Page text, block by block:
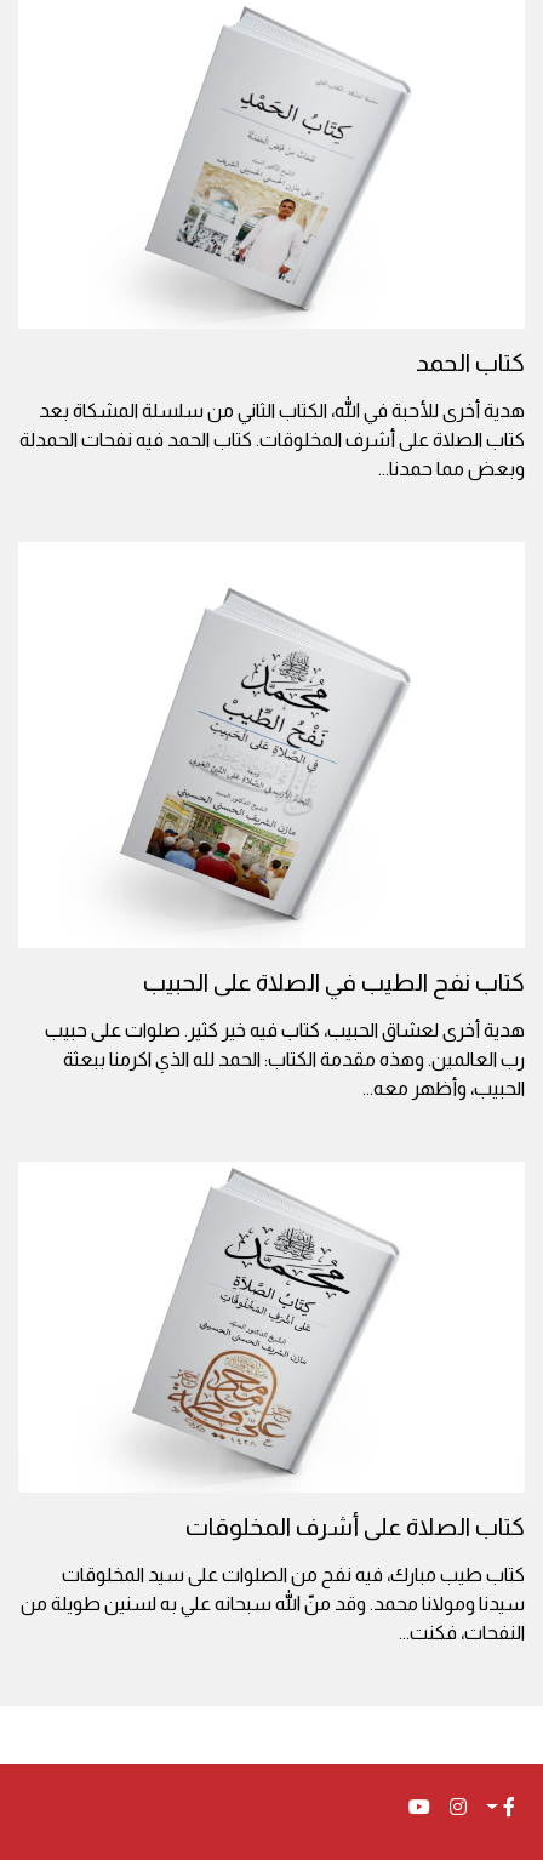
كتاب الحمد
هدية أخرى للأحبة في الله، الكتاب الثاني من سلسلة المشكاة بعد
كتاب الصلاة على أشرف المخلوقات. كتاب الحمد فيه نفحات الحمدلة
وبعض مما حمدنا...
كتاب نفح الطيب في الصلاة على الحبيب
هدية أخرى لعشاق الحبيب، كتاب فيه خير كثير. صلوات على حبيب
رب العالمين. وهذه مقدمة الكتاب: الحمد لله الذي اكرمنا ببعثة
الحبيب، وأظهر معه...
كتاب الصلاة على أشرف المخلوقات
كتاب طيب مبارك، فيه نفح من الصلوات على سيد المخلوقات
سيدنا ومولانا محمد. وقد منّ الله سبحانه علي به لسنين طويلة من
النفحات، فكنت...